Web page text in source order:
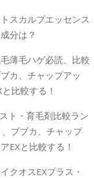
スカルプエッセンス
分は？
薄毛ハゲ必読、比較
カ、チャップアッ
比較する！
ト・育毛剤比較ラン
ブブカ、チャップ
EXと比較する！
クオスEXプラス・